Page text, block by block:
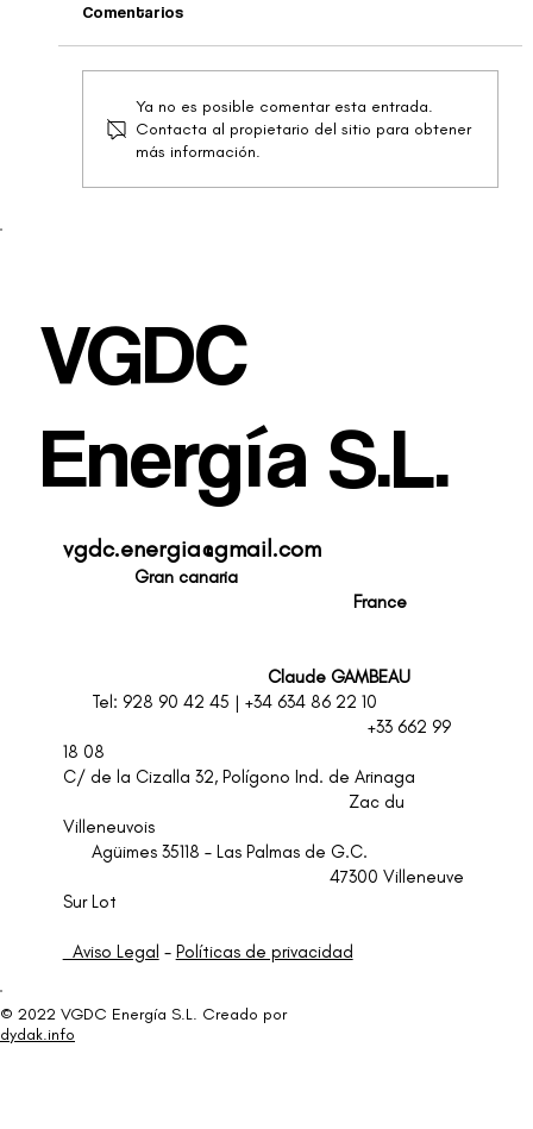
Instalación en Las Canteras
Comentarios
Ya no es posible comentar esta entrada.
Contacta al propietario del sitio para obtener
más información.
VGDC
Energía S.L.
vgdc.energia@gmail.com
Gran canaria
France
Claude GAMBEAU
Tel: 928 90 42 45 | +34 634 86 22 10
+33 662 99
18 08
C/ de la Cizalla 32, Polígono Ind. de Arinaga
Zac du
Villeneuvois
Agüimes 35118 – Las Palmas de G.C.
47300 Villeneuve
Sur Lot
Aviso Legal - Políticas de privacidad
© 2022 VGDC Energía S.L. Creado por
dydak.info